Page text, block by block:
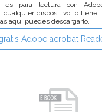
es para lectura con
cualquier dispositivo lo tiene
aquí puedes descargarlo.
Adobe acrobat